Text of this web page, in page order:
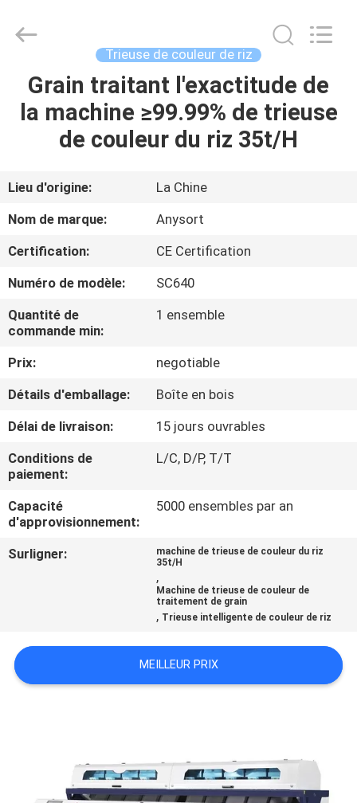
MAISON
PRODUITS
AU
SUJET
DE
VISITE
CONTRÔLE
DE
QUALITÉ
CONTACTEZ-
NOUS
UNE
CITATION
Optoelectronic
Technology
Reserved.
Trieuse de couleur de riz
Grain traitant l'exactitude de
la machine ≥99.99% de trieuse
de couleur du riz 35t/H
Lieu d'origine:
La Chine
Nom de marque:
Anysort
Certification:
CE Certification
Numéro de modèle:
SC640
Quantité de
commande min:
1 ensemble
Prix:
negotiable
Détails d'emballage:
Boîte en bois
Délai de livraison:
15 jours ouvrables
Conditions de
paiement:
L/C, D/P, T/T
Capacité
d'approvisionnement:
5000 ensembles par an
Surligner:
machine de trieuse de couleur du riz
35t/H
,
Machine de trieuse de couleur de
traitement de grain
, Trieuse intelligente de couleur de riz
MEILLEUR PRIX